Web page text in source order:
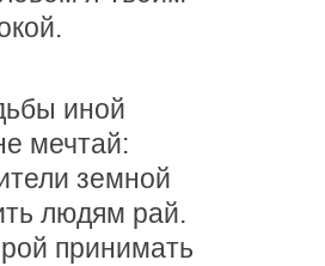
иной
мечтай:
земной
людям рай.
принимать